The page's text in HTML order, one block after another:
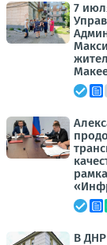
7
В